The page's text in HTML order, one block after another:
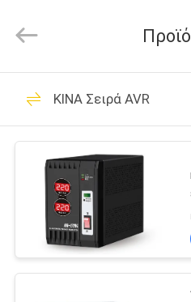
ΣΠΊΤΙ
ΠΡΟΪΌΝΤΑ
ΣΧΕΤΙΚΆ
ΕΜΆΣ
ΕΠΙΣΚΕΨΉ
POWER
GROUP.
Reserved.
Γ
Καθαρή
ΚΙΝΑ Σειρά AVR